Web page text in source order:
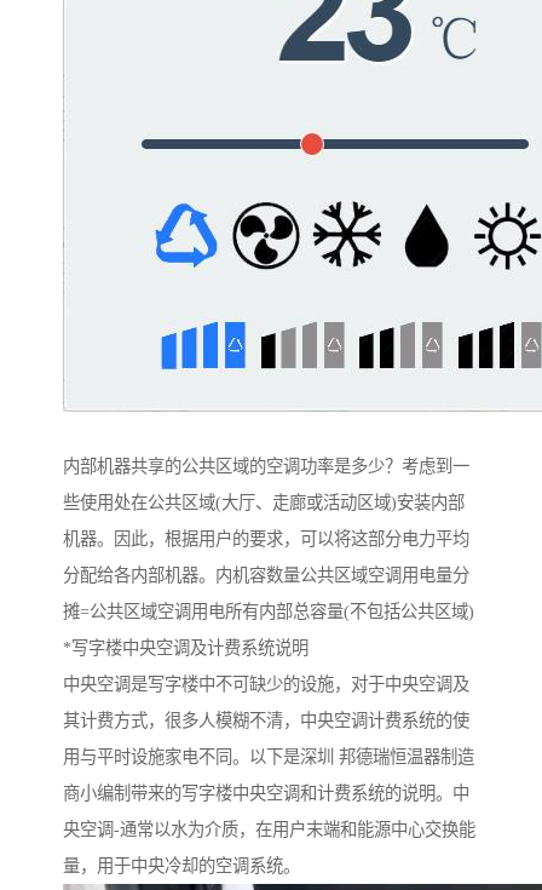
内部机器共享的公共区域的空调功率是多少？考虑到一
些使用处在公共区域(大厅、走廊或活动区域)安装内部
机器。因此，根据用户的要求，可以将这部分电力平均
分配给各内部机器。内机容数量公共区域空调用电量分
摊=公共区域空调用电所有内部总容量(不包括公共区域)
*写字楼中央空调及计费系统说明
中央空调是写字楼中不可缺少的设施，对于中央空调及
其计费方式，很多人模糊不清，中央空调计费系统的使
用与平时设施家电不同。以下是深圳 邦德瑞恒温器制造
商小编制带来的写字楼中央空调和计费系统的说明。中
央空调-通常以水为介质，在用户末端和能源中心交换能
量，用于中央冷却的空调系统。